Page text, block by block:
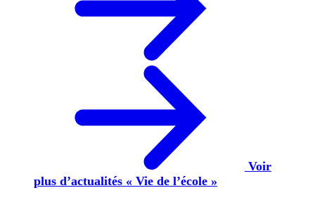
Voir
plus d’actualités « Vie de l’école »